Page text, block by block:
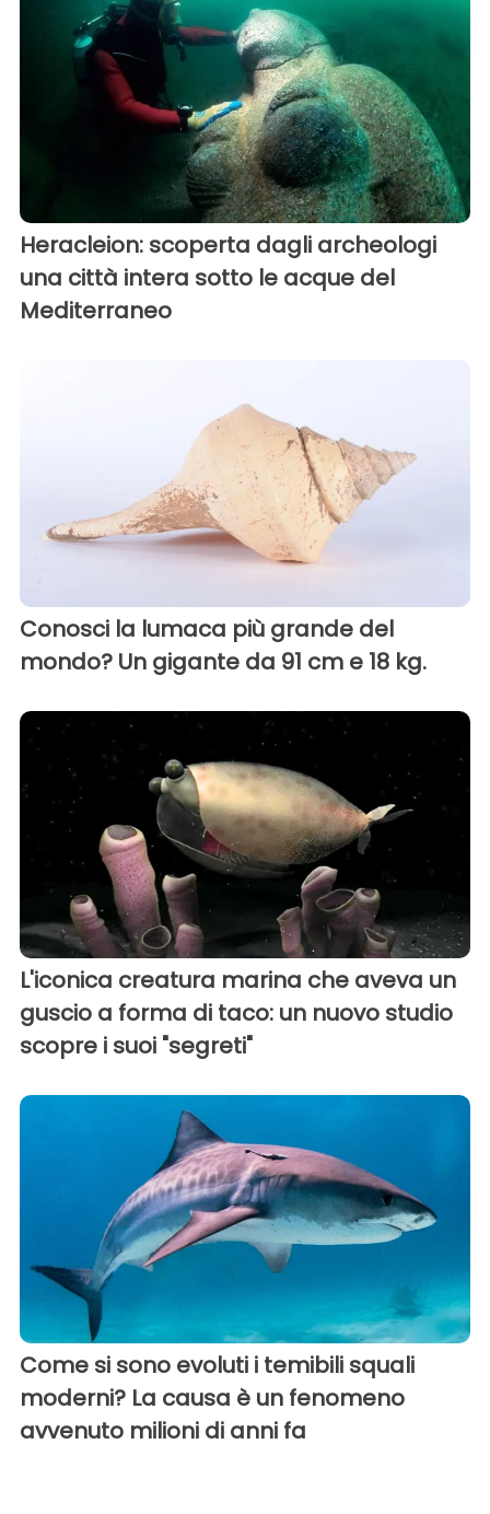
Heracleion: scoperta dagli archeologi
una città intera sotto le acque del
Mediterraneo
Conosci la lumaca più grande del
mondo? Un gigante da 91 cm e 18 kg.
L'iconica creatura marina che aveva un
guscio a forma di taco: un nuovo studio
scopre i suoi "segreti"
Come si sono evoluti i temibili squali
moderni? La causa è un fenomeno
avvenuto milioni di anni fa